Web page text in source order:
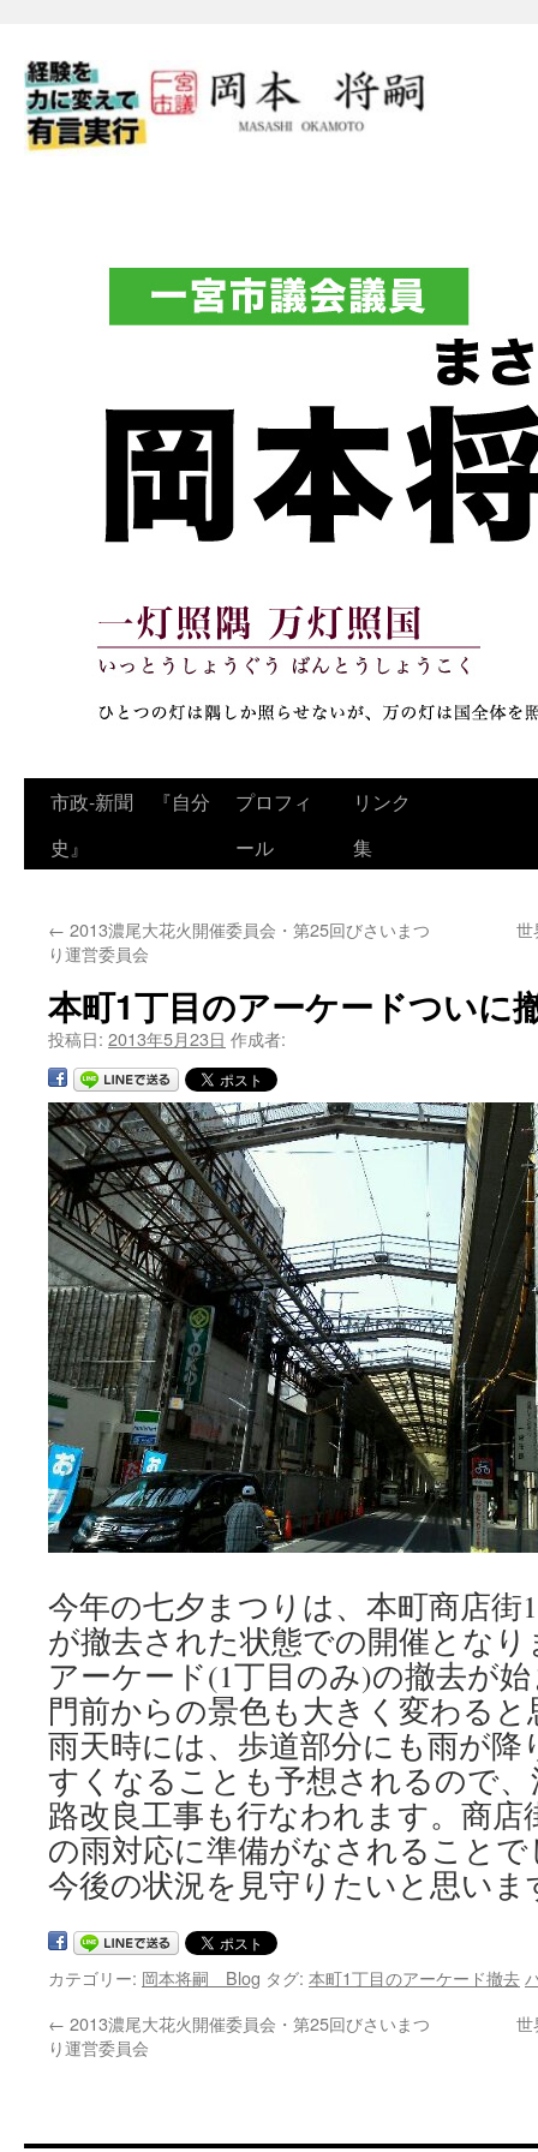
コ
ン
へ
ス
キ
ッ
プ
市政‐新聞 『自分
史』
プロフィ
ール
リンク
集
← 2013濃尾大花火開催委員会・第25回びさいまつ
り運営委員会
世
本町1丁目のアーケードついに
投稿日: 2013年5月23日 作成者:
今年の七夕まつりは、本町商店街
が撤去された状態での開催とな
アーケード(1丁目のみ)の撤去が
門前からの景色も大きく変わる
雨天時には、歩道部分にも雨が降
すくなることも予想されるので
路改良工事も行なわれます。商店
の雨対応に準備がなされること
今後の状況を見守りたいと思いま
カテゴリー: 岡本将嗣 Blog タグ: 本町1丁目のアーケード撤去
← 2013濃尾大花火開催委員会・第25回びさいまつ
り運営委員会
世